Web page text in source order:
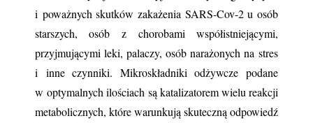
i poważnych skutków zakażenia SARS-Cov-2 u osób
starszych, osób z chorobami współistniejącymi,
przyjmującymi leki, palaczy, osób narażonych na stres
i inne czynniki. Mikroskładniki odżywcze podane
w optymalnych ilościach są katalizatorem wielu reakcji
metabolicznych, które warunkują skuteczną odpowiedź